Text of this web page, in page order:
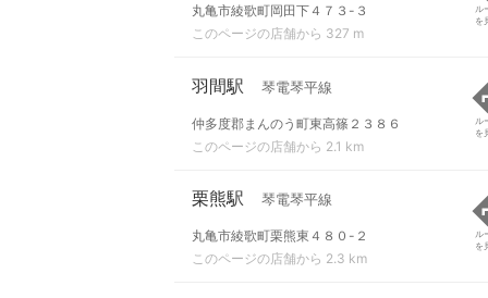
丸亀市綾歌町岡田下４７３-３
このページの店舗から 327 m
ル
を
羽間駅 琴電琴平線
仲多度郡まんのう町東高篠２３８６
このページの店舗から 2.1 km
ル
を
栗熊駅 琴電琴平線
丸亀市綾歌町栗熊東４８０-２
このページの店舗から 2.3 km
ル
を